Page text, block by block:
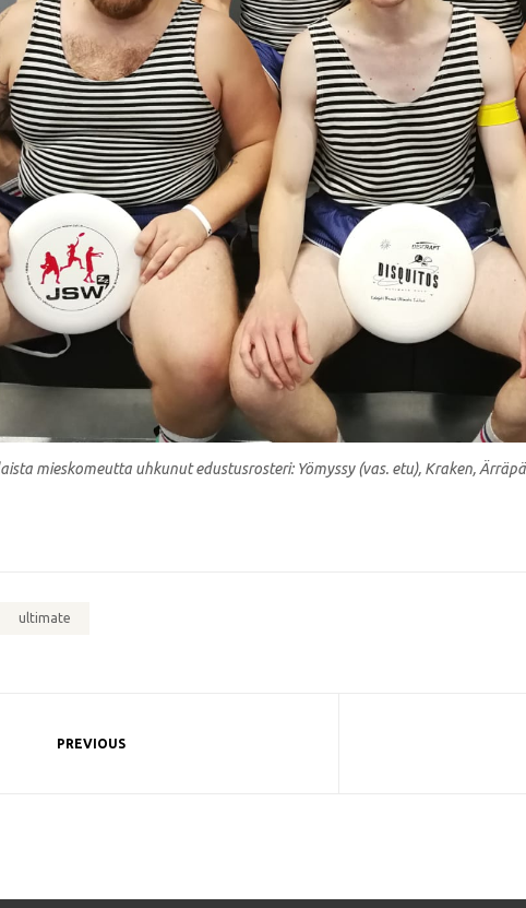
mieskomeutta uhkunut edustusrosteri: Yömyssy (vas. etu), Kraken,
ultimate
PREVIOUS